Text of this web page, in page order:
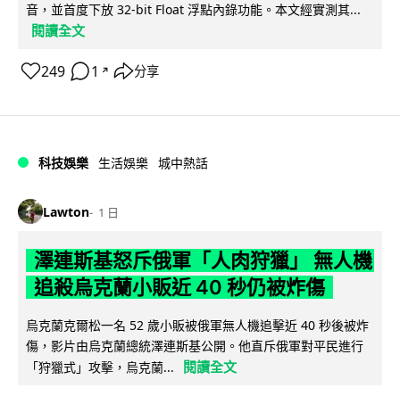
音，並首度下放 32-bit Float 浮點內錄功能。本文經實測其...
閱讀全文
249 1 ↗ 分享
科技娛樂 生活娛樂 城中熱話
Lawton 1 日
澤連斯基怒斥俄軍「人肉狩獵」 無人機
追殺烏克蘭小販近 40 秒仍被炸傷
烏克蘭克爾松一名 52 歲小販被俄軍無人機追擊近 40 秒後被炸
傷，影片由烏克蘭總統澤連斯基公開。他直斥俄軍對平民進行
「狩獵式」攻擊，烏克蘭...
閱讀全文